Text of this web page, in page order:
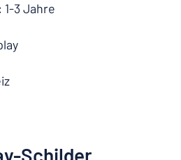
: 1-3 Jahre
Schilder